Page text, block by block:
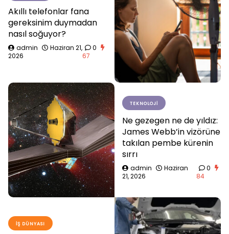
Akıllı telefonlar fana
gereksinim duymadan
nasıl soğuyor?
admin
Haziran 21,
2026
0
67
TEKNOLOJI
Ne gezegen ne de yıldız:
James Webb’in vizörüne
takılan pembe kürenin
sırrı
admin
Haziran
21, 2026
0
84
İŞ DÜNYASI